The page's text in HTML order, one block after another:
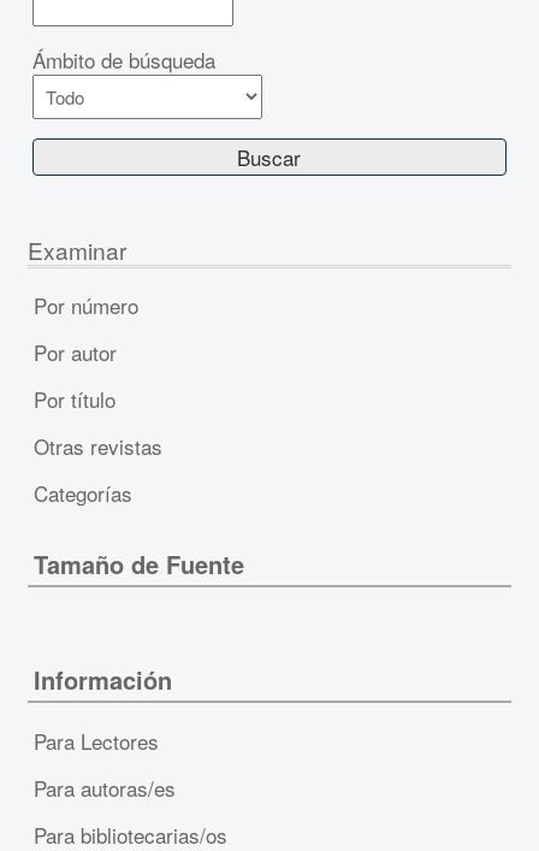
Ámbito de búsqueda
Examinar
Por número
Por autor
Por título
Otras revistas
Categorías
Tamaño de Fuente
Información
Para Lectores
Para autoras/es
Para bibliotecarias/os